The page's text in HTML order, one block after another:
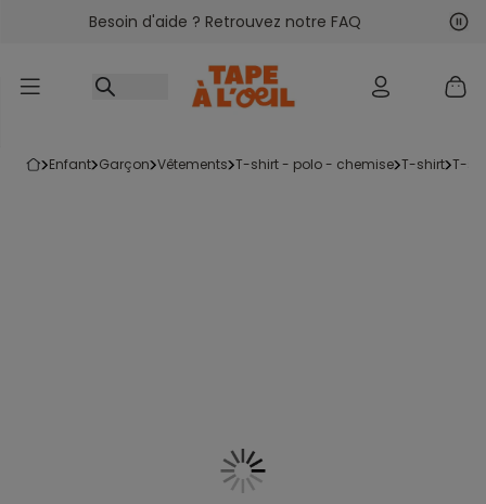
Accéder au contenu
Besoin d'aide ? Retrouvez notre FAQ
enfant garçon vêtements t-shirt - polo - chemise t-shirt t-